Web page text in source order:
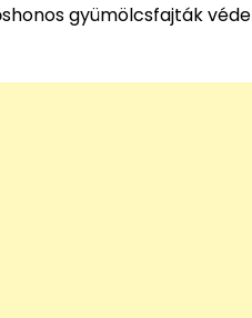
gyümölcsfajták